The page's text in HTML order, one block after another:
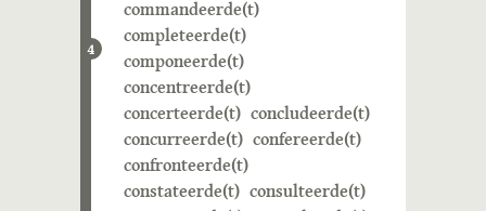
4
commandeerde(t)
completeerde(t)
componeerde(t)
concentreerde(t)
concerteerde(t) concludeerde(t)
concurreerde(t) confereerde(t)
confronteerde(t)
constateerde(t) consulteerde(t)